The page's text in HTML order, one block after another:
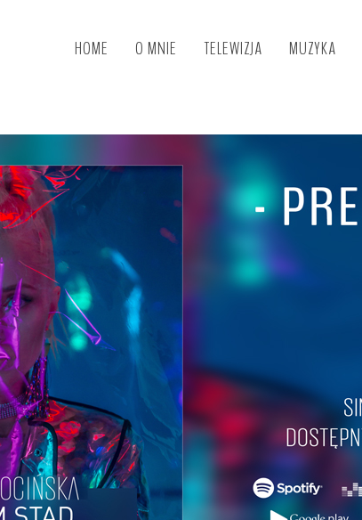
HOME O MNIE TELEWIZJA MUZYKA